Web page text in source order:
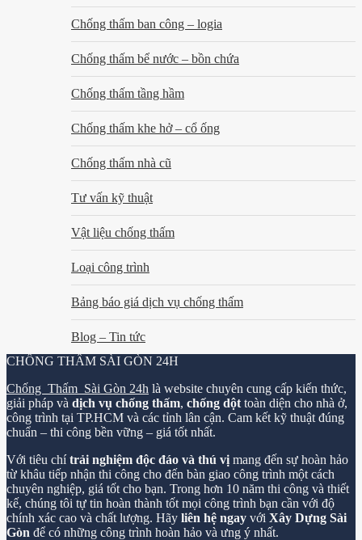
Chống thấm ban công – logia
Chống thấm bể nước – bồn chứa
Chống thấm tầng hầm
Chống thấm khe hở – cổ ống
Chống thấm nhà cũ
Tư vấn kỹ thuật
Vật liệu chống thấm
Loại công trình
Bảng báo giá dịch vụ chống thấm
Blog – Tin tức
CHỐNG THẤM SÀI GÒN 24H
Chống Thấm Sài Gòn 24h là website chuyên cung cấp kiến thức,
giải pháp và dịch vụ chống thấm, chống dột toàn diện cho nhà ở,
công trình tại TP.HCM và các tỉnh lân cận. Cam kết kỹ thuật đúng
chuẩn – thi công bền vững – giá tốt nhất.
Với tiêu chítrải nghiệm độc đáo và thú vị mang đến sự hoàn hảo
từ khâu tiếp nhận thi công cho đến bàn giao công trình một cách
chuyên nghiệp, giá tốt cho bạn. Trong hơn 10 năm thi công và thiết
kế, chúng tôi tự tin hoàn thành tốt mọi công trình bạn cần với độ
chính xác cao và chất lượng. Hãy liên hệ ngay với Xây Dựng Sài
Gòn để có những công trình hoàn hảo và ưng ý nhất.